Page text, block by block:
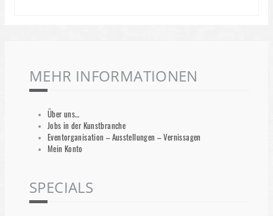
MEHR INFORMATIONEN
Über uns…
Jobs in der Kunstbranche
Eventorganisation – Ausstellungen – Vernissagen
Mein Konto
SPECIALS